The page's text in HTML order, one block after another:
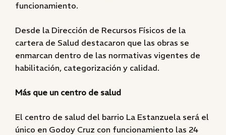
funcionamiento.
Desde la Dirección de Recursos Físicos de la
cartera de Salud destacaron que las obras se
enmarcan dentro de las normativas vigentes de
habilitación, categorización y calidad.
Más que un centro de salud
El centro de salud del barrio La Estanzuela será el
único en Godoy Cruz con funcionamiento las 24